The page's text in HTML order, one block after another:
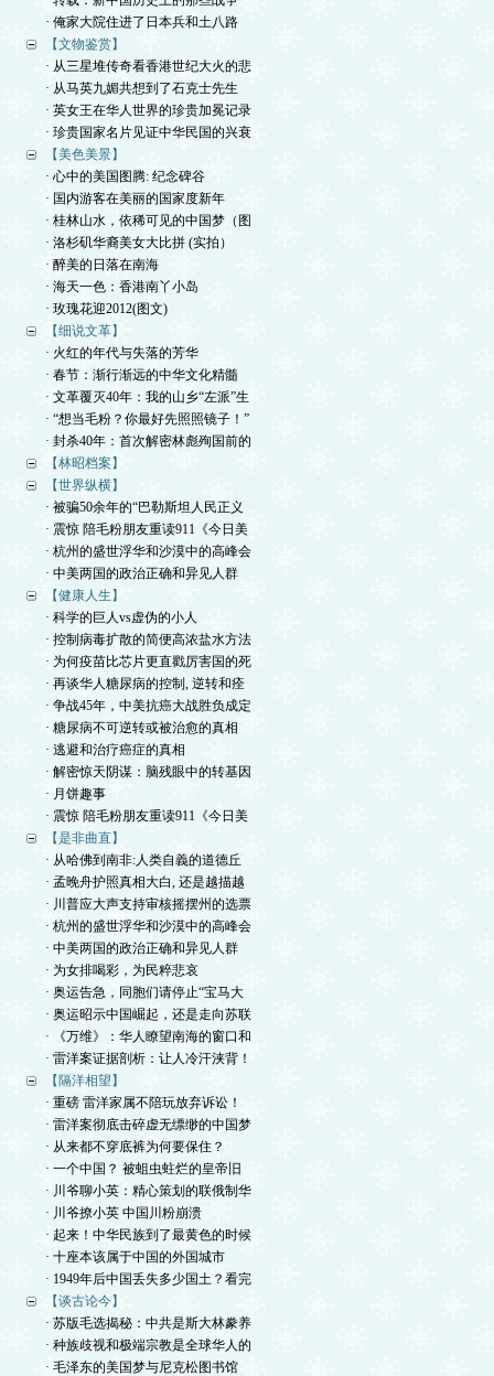
· 俺家大院住进了日本兵和土八路
【文物鉴赏】
· 从三星堆传奇看香港世纪大火的悲
· 从马英九媚共想到了石克士先生
· 英女王在华人世界的珍贵加冕记录
· 珍贵国家名片见证中华民国的兴衰
【美色美景】
· 心中的美国图腾: 纪念碑谷
· 国内游客在美丽的国家度新年
· 桂林山水，依稀可见的中国梦（图
· 洛杉矶华裔美女大比拼 (实拍）
· 醉美的日落在南海
· 海天一色：香港南丫小岛
· 玫瑰花迎2012(图文)
【细说文革】
· 火红的年代与失落的芳华
· 春节：渐行渐远的中华文化精髓
· 文革覆灭40年：我的山乡“左派”生
· “想当毛粉？你最好先照照镜子！”
· 封杀40年：首次解密林彪殉国前的
【林昭档案】
【世界纵横】
· 被骗50余年的“巴勒斯坦人民正义
· 震惊 陪毛粉朋友重读911《今日美
· 杭州的盛世浮华和沙漠中的高峰会
· 中美两国的政治正确和异见人群
【健康人生】
· 科学的巨人vs虚伪的小人
· 控制病毒扩散的简便高浓盐水方法
· 为何疫苗比芯片更直戳厉害国的死
· 再谈华人糖尿病的控制, 逆转和痊
· 争战45年，中美抗癌大战胜负成定
· 糖尿病不可逆转或被治愈的真相
· 逃避和治疗癌症的真相
· 解密惊天阴谋：脑残眼中的转基因
· 月饼趣事
· 震惊 陪毛粉朋友重读911《今日美
【是非曲直】
· 从哈佛到南非:人类自義的道德丘
· 孟晚舟护照真相大白, 还是越描越
· 川普应大声支持审核摇摆州的选票
· 杭州的盛世浮华和沙漠中的高峰会
· 中美两国的政治正确和异见人群
· 为女排喝彩，为民粹悲哀
· 奥运告急，同胞们请停止“宝马大
· 奥运昭示中国崛起，还是走向苏联
· 《万维》：华人瞭望南海的窗口和
· 雷洋案证据剖析：让人冷汗浃背！
【隔洋相望】
· 重磅 雷洋家属不陪玩放弃诉讼！
· 雷洋案彻底击碎虚无缥缈的中国梦
· 从来都不穿底裤为何要保住？
· 一个中国？ 被蛆虫蛀烂的皇帝旧
· 川爷聊小英：精心策划的联俄制华
· 川爷撩小英 中国川粉崩溃
· 起来！中华民族到了最黄色的时候
· 十座本该属于中国的外国城市
· 1949年后中国丢失多少国土？看完
【谈古论今】
· 苏版毛选揭秘：中共是斯大林豢养
· 种族歧视和极端宗教是全球华人的
· 毛泽东的美国梦与尼克松图书馆